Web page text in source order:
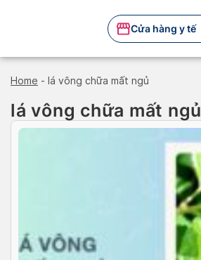
Cửa hàng y tế
Home - lá vông chữa mất ngủ
lá vông chữa mất ngủ